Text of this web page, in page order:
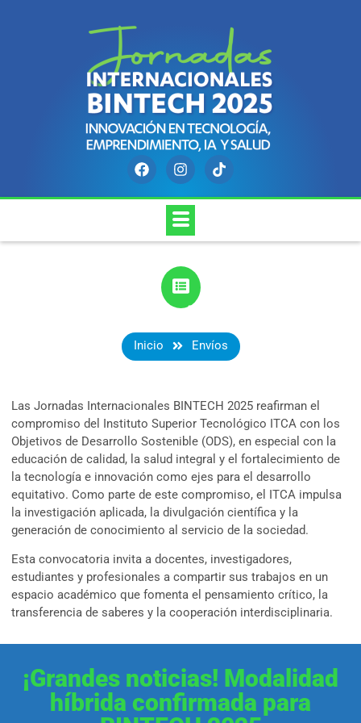
Inicio Envíos
Las Jornadas Internacionales BINTECH 2025 reafirman el
compromiso del Instituto Superior Tecnológico ITCA con los
Objetivos de Desarrollo Sostenible (ODS), en especial con la
educación de calidad, la salud integral y el fortalecimiento de
la tecnología e innovación como ejes para el desarrollo
equitativo. Como parte de este compromiso, el ITCA impulsa
la investigación aplicada, la divulgación científica y la
generación de conocimiento al servicio de la sociedad.
Esta convocatoria invita a docentes, investigadores,
estudiantes y profesionales a compartir sus trabajos en un
espacio académico que fomenta el pensamiento crítico, la
transferencia de saberes y la cooperación interdisciplinaria.
¡Grandes noticias! Modalidad
híbrida confirmada para